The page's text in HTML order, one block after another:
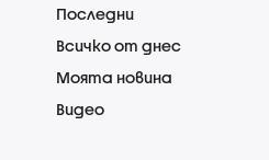
Последни
Всичко от днес
Моята новина
Видео